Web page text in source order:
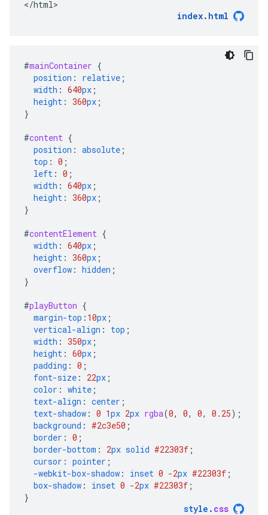
index.html
#mainContainer {
position : relative ;
width : 640px ;
height : 360px ;
}
#content {
position : absolute ;
top : 0 ;
left : 0 ;
width : 640px ;
height : 360px ;
}
#contentElement {
width : 640px ;
height : 360px ;
overflow : hidden ;
}
#playButton {
margin-top : 10px ;
vertical-align : top ;
width : 350px ;
height : 60px ;
padding : 0 ;
font-size : 22px ;
color : white ;
text-align : center ;
text-shadow : 0 1px 2px rgba(0, 0, 0, 0.25);
background : #2c3e50 ;
border : 0 ;
border-bottom : 2px solid #22303f ;
cursor : pointer ;
-webkit-box-shadow : inset 0 -2px #22303f ;
box-shadow : inset 0 -2px #22303f ;
}
style . css